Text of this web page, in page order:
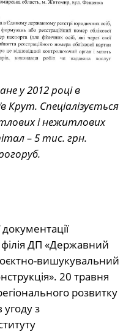
у 2012 році в
Крут. Спеціалізується
і нежитлових
– 5 тис. грн.
ДП «Державний
вишукувальний
20 травня
розвитку
з